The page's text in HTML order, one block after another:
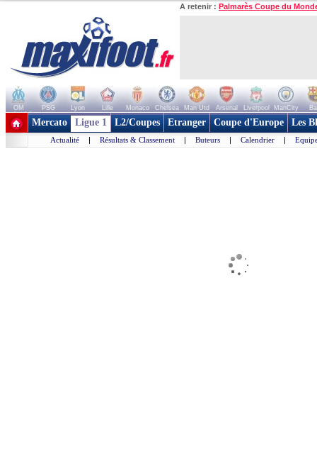
A retenir : Palmarès Coupe du
OM PSG Lyon Lille Monaco Chelsea Man Utd Arsenal Liverpool ManCity
+ de clubs
Mercato Ligue 1 L2/Coupes Etranger Coupe d'Europe Les
Actualité | Résultats & Classement | Buteurs | Calendrier |